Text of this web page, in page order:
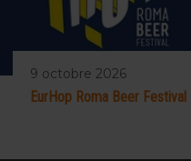
9 octobre 2026
EurHop Roma Beer Festival